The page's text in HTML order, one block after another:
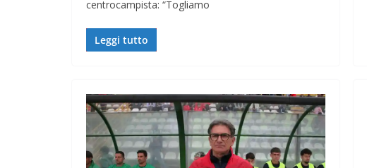
centrocampista: “Togliamo
Leggi tutto